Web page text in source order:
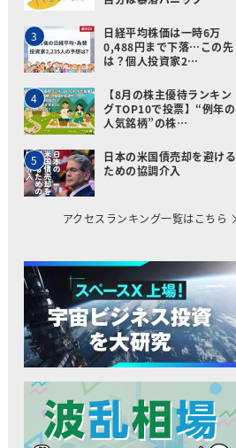
3
日経平均株価は一時6万
0,488円まで下落…この先
は？個人投資家2…
4
【8月の株主優待ランキン
グTOP10で投票】“例年の
人気銘柄”の株…
5
日本の米国債売却を避ける
ための協調介入
アクセスランキング一覧はこちら